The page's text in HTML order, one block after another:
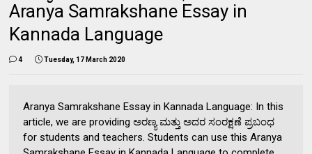
Aranya Samrakshane Essay in
Kannada Language
4 Tuesday, 17 March 2020
Aranya Samrakshane Essay in Kannada Language: In this
article, we are providing ಅರಣ್ಯ ಮತ್ತು ಅದರ ಸಂರಕ್ಷಣೆ ಪ್ರಬಂಧ
for students and teachers. Students can use this Aranya